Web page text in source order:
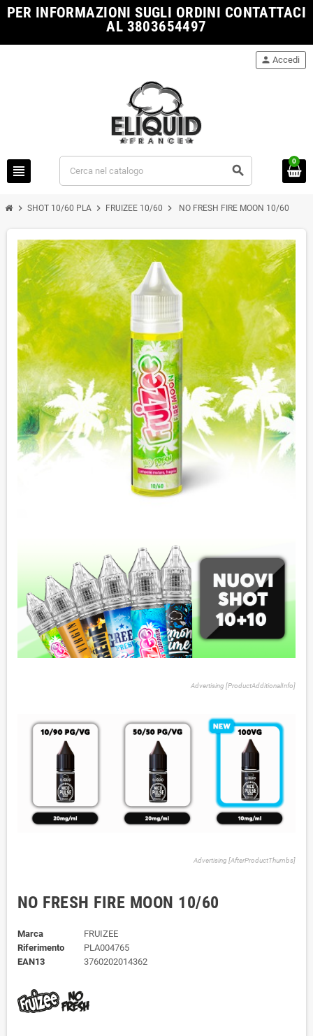
PER INFORMAZIONI SUGLI ORDINI CONTATTACI
AL 3803654497
view_headline search
person Accedi
0
chevron_right SHOT 10/60 PLA chevron_right FRUIZEE 10/60 chevron_right NO FRESH FIRE MOON 10/60
Advertising [ProductAdditionalInfo]
Advertising [AfterProductThumbs]
NO FRESH FIRE MOON 10/60
Marca
FRUIZEE
Riferimento
PLA004765
EAN13
3760202014362